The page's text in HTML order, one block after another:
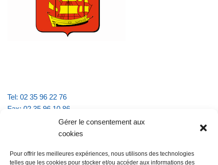
Gérer le consentement aux
cookies
Pour offrir les meilleures expériences, nous utilisons des technologies
telles que les cookies pour stocker et/ou accéder aux informations des
Tel: 02 35 96 22 76
Fax: 02 35 96 10 86
Email : mairie.vattevillelarue@wanadoo.fr
lundi et jeudi de 9h à 11h30